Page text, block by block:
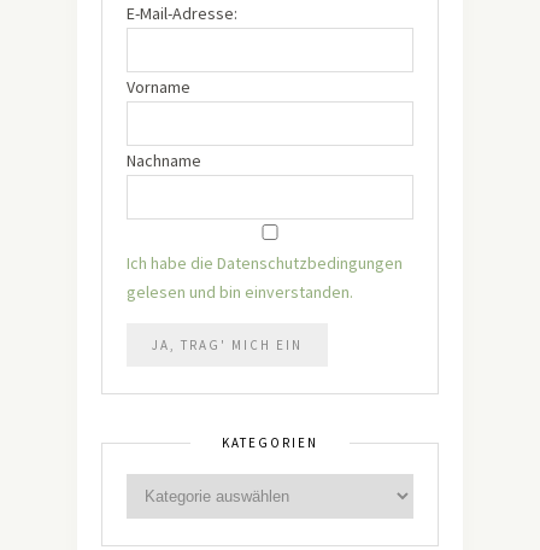
E-Mail-Adresse:
Vorname
Nachname
Ich habe die Datenschutzbedingungen
gelesen und bin einverstanden.
KATEGORIEN